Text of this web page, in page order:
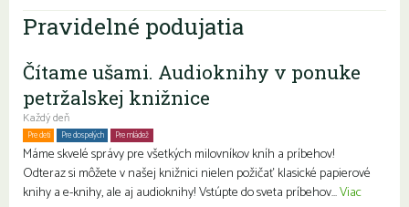
Pravidelné podujatia
Čítame ušami. Audioknihy v ponuke
petržalskej knižnice
Každý deň
Pre deti Pre dospelých Pre mládež
Máme skvelé správy pre všetkých milovníkov kníh a príbehov!
Odteraz si môžete v našej knižnici nielen požičať klasické papierové
knihy a e-knihy, ale aj audioknihy! Vstúpte do sveta príbehov...Viac